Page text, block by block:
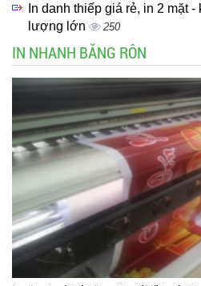
In danh thiếp giá rẻ, in 2 mặt
lượng lớn
250
IN NHANH BĂNG RÔN